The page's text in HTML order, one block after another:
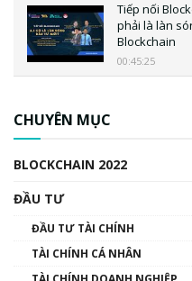
Tiếp nối
phải là làn
Blockchain
00:45:25
00:02:14
Nhìn lại năm
CHUYÊN MỤC
BLOCKCHAIN 2022
ĐẦU TƯ
ĐẦU TƯ TÀI CHÍNH
TÀI CHÍNH CÁ NHÂN